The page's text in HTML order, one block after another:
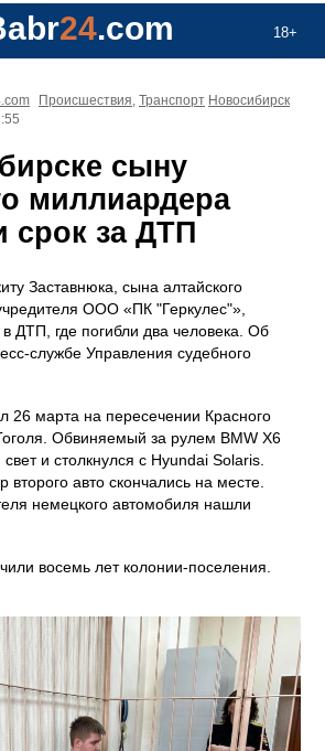
18+
24.com
Происшествия, Транспорт Новосибирск
сыну
миллиардера
срок за ДТП
Заставнюка, сына алтайского
ООО «ПК "Геркулес"»,
ДТП, где погибли два человека. Об
службе Управления судебного
26 марта на пересечении Красного
Обвиняемый за рулем BMW X6
и столкнулся с Hyundai Solaris.
второго авто скончались на месте.
немецкого автомобиля нашли
восемь лет колонии-поселения.